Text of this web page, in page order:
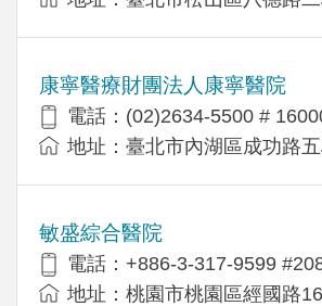
康寧醫療財團法人康寧醫院
電話：(02)2634-5500 #
地址：臺北市內湖區成功路
敏盛綜合醫院
電話：+886-3-317-9599
地址：桃園市桃園區經國路